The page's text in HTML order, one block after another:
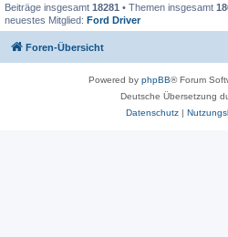
Beiträge insgesamt 18281 • Themen insgesamt
neuestes Mitglied: Ford Driver
Foren-Übersicht
Powered by phpBB® Forum
Deutsche Übersetzung
Datenschutz|